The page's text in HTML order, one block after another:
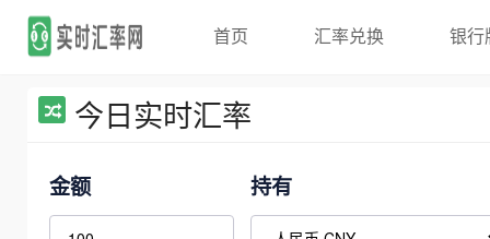
首页 汇率兑换 银行
今日实时汇率
金额 持有